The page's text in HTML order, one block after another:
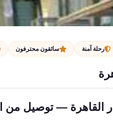
رحلة آمنة سائقون محترفون
— توصيل من